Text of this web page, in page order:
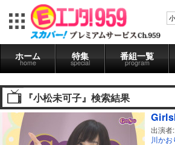
ホーム
home
特集
special
番組一覧
program
『小松未可子』検索結果
出演者:
川かお